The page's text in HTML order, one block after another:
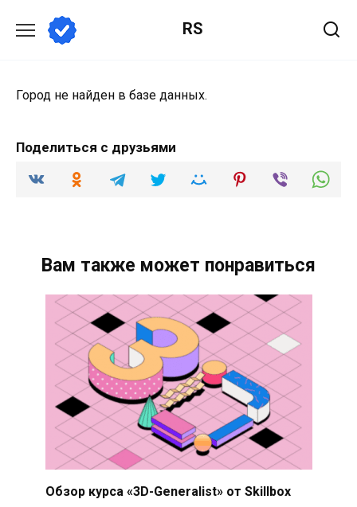
содержанию
RS
Город не найден в базе данных.
Поделиться с друзьями
Вам также может понравиться
Обзор курса «3D-Generalist» от Skillbox